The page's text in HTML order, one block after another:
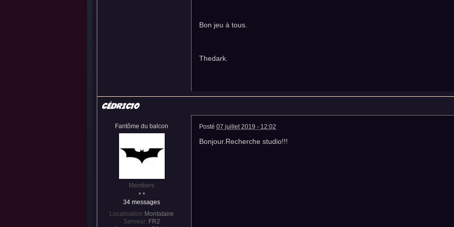
Bon jeu à tous.
Thedark.
Cédric10
Fantôme du balcon
Members
34 messages
Localisation Montataire
Serveur: FR2
Posté 07 juillet 2019 - 12:02
Bonjour.Recherche studio!!!